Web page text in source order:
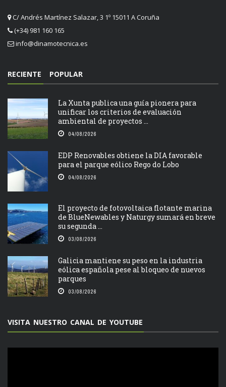
C/ Andrés Martínez Salazar, 3 1º 15011 A Coruña
(+34) 981 160 165
info@dinamotecnica.es
RECIENTE POPULAR
La Xunta publica una guía pionera para
unificar los criterios de evaluación
ambiental de proyectos ...
04/08/2026
EDP Renovables obtiene la DIA favorable
para el parque eólico Rego do Lobo
04/08/2026
El proyecto de fotovoltaica flotante marina
de BlueNewables y Naturgy sumará en breve
su segunda ...
03/08/2026
Galicia mantiene su peso en la industria
eólica española pese al bloqueo de nuevos
parques
03/08/2026
VISITA NUESTRO CANAL DE YOUTUBE